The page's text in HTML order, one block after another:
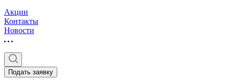
Акции
Контакты
Новости
Подать заявку